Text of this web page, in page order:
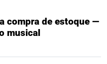
compra de estoque —
musical